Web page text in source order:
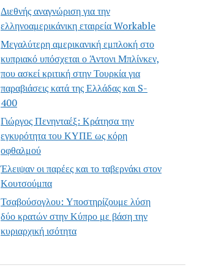
Διεθνής αναγνώριση για την
ελληνοαμερικάνικη εταιρεία Workable
Μεγαλύτερη αμερικανική εμπλοκή στο
κυπριακό υπόσχεται ο Άντονι Μπλίνκεν,
που ασκεί κριτική στην Τουρκία για
παραβιάσεις κατά της Ελλάδας και S-
400
Γιώργος Πενηνταέξ: Κράτησα την
εγκυρότητα του ΚΥΠΕ ως κόρη
οφθαλμού
Έλειψαν οι παρέες και το ταβερνάκι στον
Κουτσούμπα
Τσαβούσογλου: Υποστηρίζουμε λύση
δύο κρατών στην Κύπρο με βάση την
κυριαρχική ισότητα